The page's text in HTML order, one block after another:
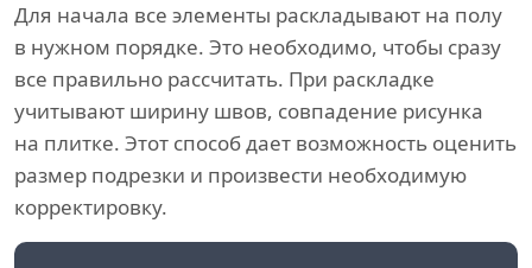
Для начала все элементы раскладывают на полу
в нужном порядке. Это необходимо, чтобы сразу
все правильно рассчитать. При раскладке
учитывают ширину швов, совпадение рисунка
на плитке. Этот способ дает возможность оценить
размер подрезки и произвести необходимую
корректировку.